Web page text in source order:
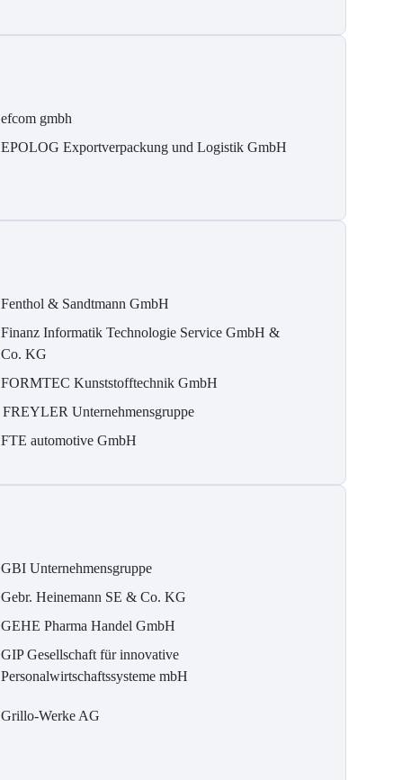
efcom gmbh
EPOLOG Exportverpackung und Logistik GmbH
Fenthol & Sandtmann GmbH
Finanz Informatik Technologie Service GmbH &
Co. KG
FORMTEC Kunststofftechnik GmbH
FREYLER Unternehmensgruppe
FTE automotive GmbH
GBI Unternehmensgruppe
Gebr. Heinemann SE & Co. KG
GEHE Pharma Handel GmbH
GIP Gesellschaft für innovative
Personalwirtschaftssysteme mbH
Grillo-Werke AG